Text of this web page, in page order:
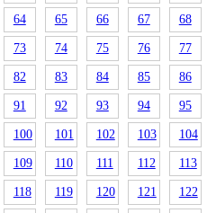
64 65 66 67 68
73 74 75 76 77
82 83 84 85 86
91 92 93 94 95
100 101 102 103 104
109 110 111 112 113
118 119 120 121 122